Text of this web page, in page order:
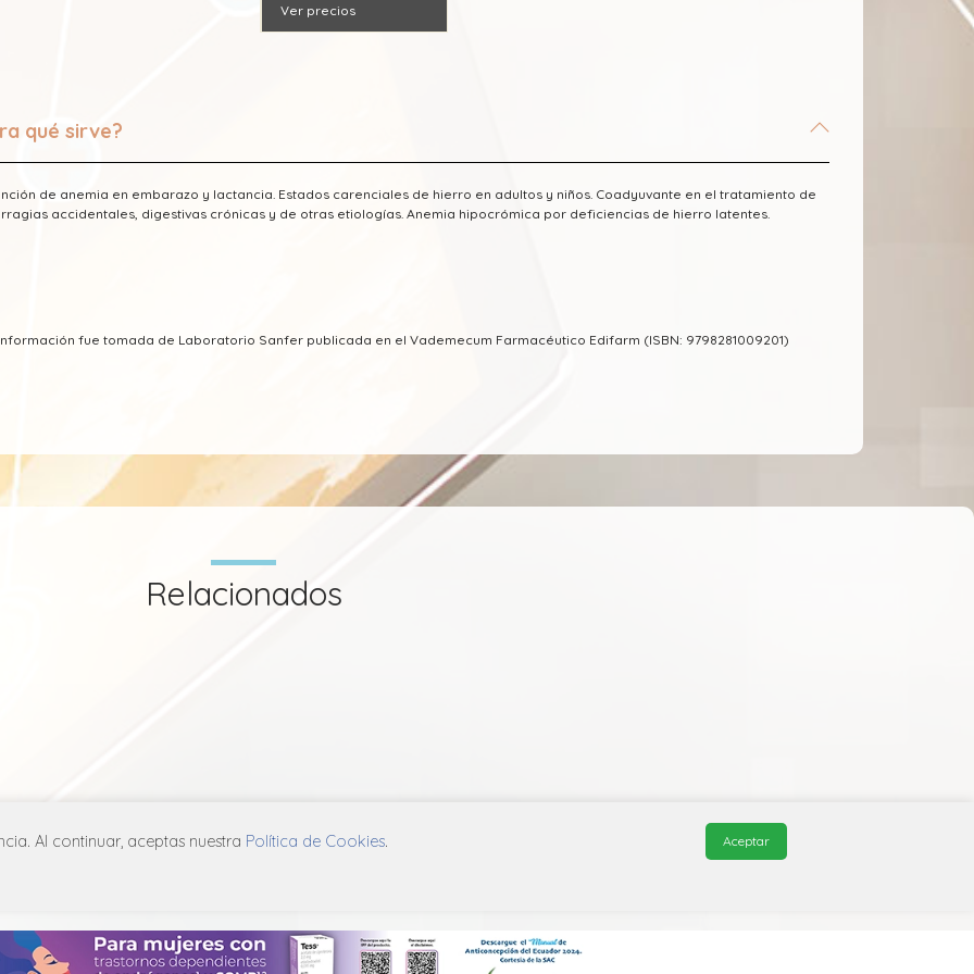
Ver precios
qué sirve?
de anemia en embarazo y lactancia. Estados carenciales de hierro en adultos y niños. Coadyuvante en el tratamiento de
accidentales, digestivas crónicas y de otras etiologías. Anemia hipocrómica por deficiencias de hierro latentes.
fue tomada de Laboratorio Sanfer publicada en el Vademecum Farmacéutico Edifarm (ISBN: 9798281009201)
Relacionados
Al continuar, aceptas nuestra Política de Cookies. Aceptar